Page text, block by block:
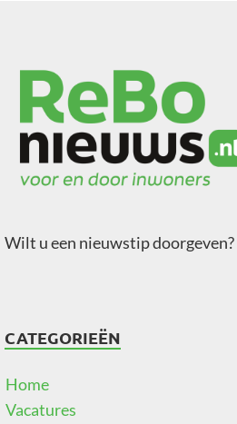
Wilt u een nieuwstip doorgeven?
CATEGORIEËN
Home
Vacatures